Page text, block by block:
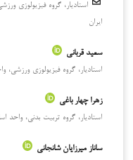
استادیار، گروه فیزیولوزی
ایران
سعید قربانی
استادیار، گروه فیزیولوزی ورزشی،
زهرا چهار باغی
استادیار، گروه تربیت بدنی، واحد
ساناز میرزایان شانجانی